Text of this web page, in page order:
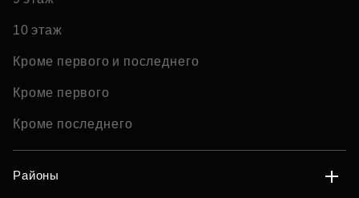
10 этаж
Кроме первого и последнего
Кроме первого
Кроме последнего
Районы